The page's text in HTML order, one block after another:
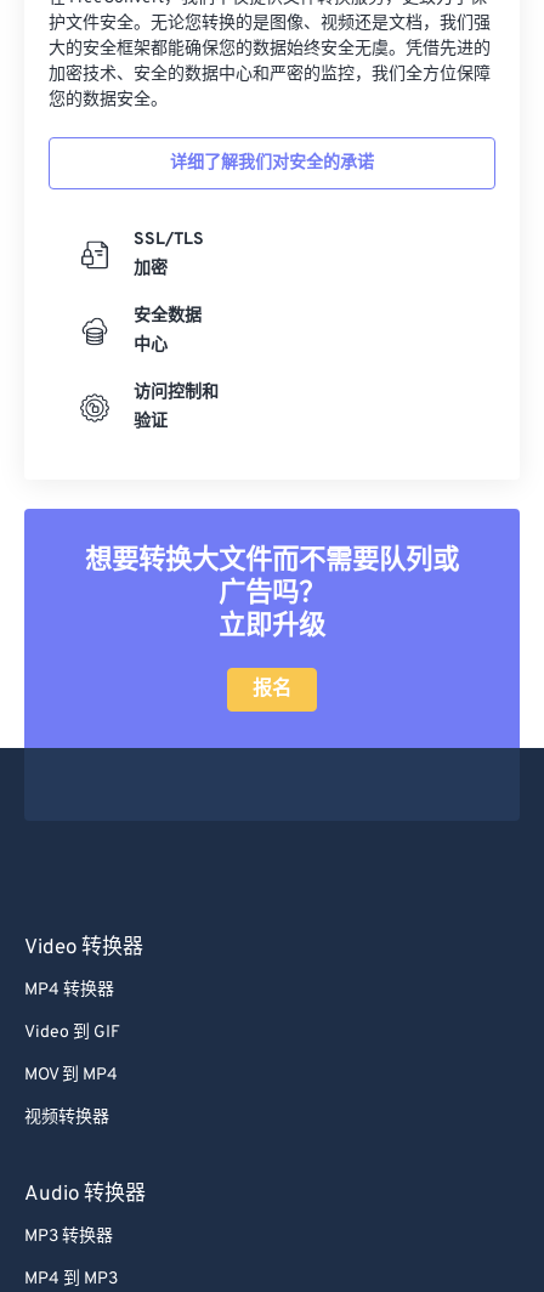
护文件安全。无论您转换的是图像、视频还是文档，我们强
大的安全框架都能确保您的数据始终安全无虞。凭借先进的
加密技术、安全的数据中心和严密的监控，我们全方位保障
您的数据安全。
详细了解我们对安全的承诺
SSL/TLS
加密
安全数据
中心
访问控制和
验证
想要转换大文件而不需要队列或
广告吗？
立即升级
报名
Video 转换器
MP4 转换器
Video 到 GIF
MOV 到 MP4
视频转换器
Audio 转换器
MP3 转换器
MP4 到 MP3